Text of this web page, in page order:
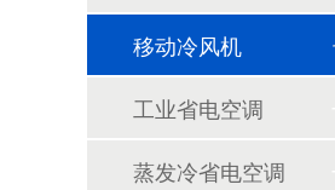
移动冷风机
工业省电空调
蒸发冷省电空调